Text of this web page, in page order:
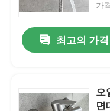
가
최고의 가격
오
면